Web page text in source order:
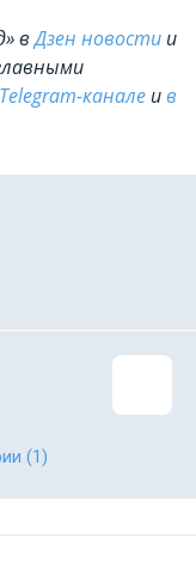
вДзен новости и
Telegram-канале ив
(1)